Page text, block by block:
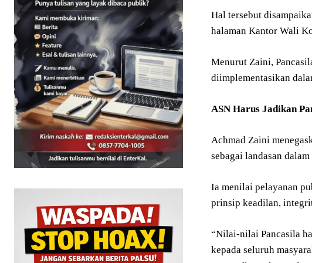
Hal tersebut
halaman Kantor Wali
Menurut Zaini,
diimplementasikan
ASN Harus Jadikan
Achmad Zaini
sebagai landasan
Ia menilai pelayanan
prinsip keadilan,
“Nilai-nilai Pancasila
kepada seluruh